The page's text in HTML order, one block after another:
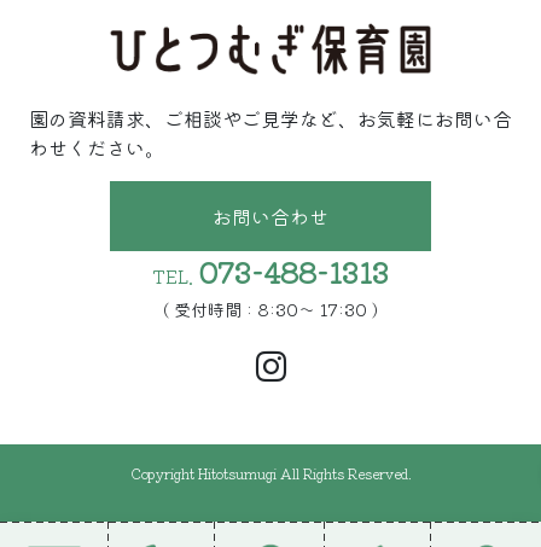
園の資料請求、ご相談やご見学など、お気軽にお問い合
わせください。
お問い合わせ
TEL. 073-488-1313
( 受付時間 : 8:30〜 17:30 )
Copyright Hitotsumugi All Rights Reserved.